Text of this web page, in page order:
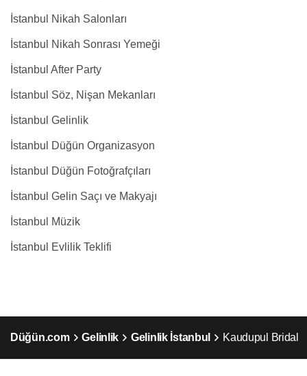
İstanbul Nikah Salonları
İstanbul Nikah Sonrası Yemeği
İstanbul After Party
İstanbul Söz, Nişan Mekanları
İstanbul Gelinlik
İstanbul Düğün Organizasyon
İstanbul Düğün Fotoğrafçıları
İstanbul Gelin Saçı ve Makyajı
İstanbul Müzik
İstanbul Evlilik Teklifi
Düğün.com Gelinlik Gelinlik İstanbul Kaudupul Bridal